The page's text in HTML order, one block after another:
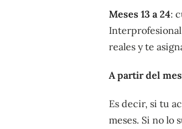
Meses 13 a 24:
reales y te
A partir del
Es decir, si tu
meses. Si no lo